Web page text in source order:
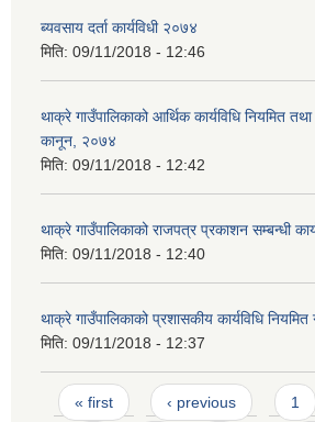
ब्यवसाय दर्ता कार्यविधी २०७४
मिति: 09/11/2018 - 12:46
थाक्रे गाउँपालिकाको आर्थिक कार्यविधि नियमित
कानून, २०७४
मिति: 09/11/2018 - 12:42
थाक्रे गाउँपालिकाको राजपत्र प्रकाशन सम्बन्धी
मिति: 09/11/2018 - 12:40
थाक्रे गाउँपालिकाको प्रशासकीय कार्यविधि नियमित
मिति: 09/11/2018 - 12:37
Pages
« first ‹ previous 1